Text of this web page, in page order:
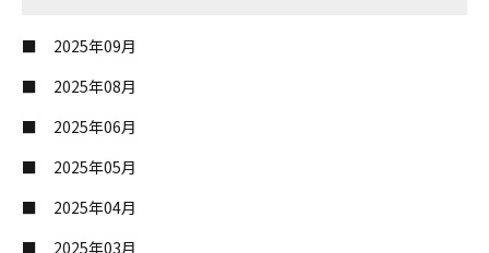
2025年09月
2025年08月
2025年06月
2025年05月
2025年04月
2025年03月